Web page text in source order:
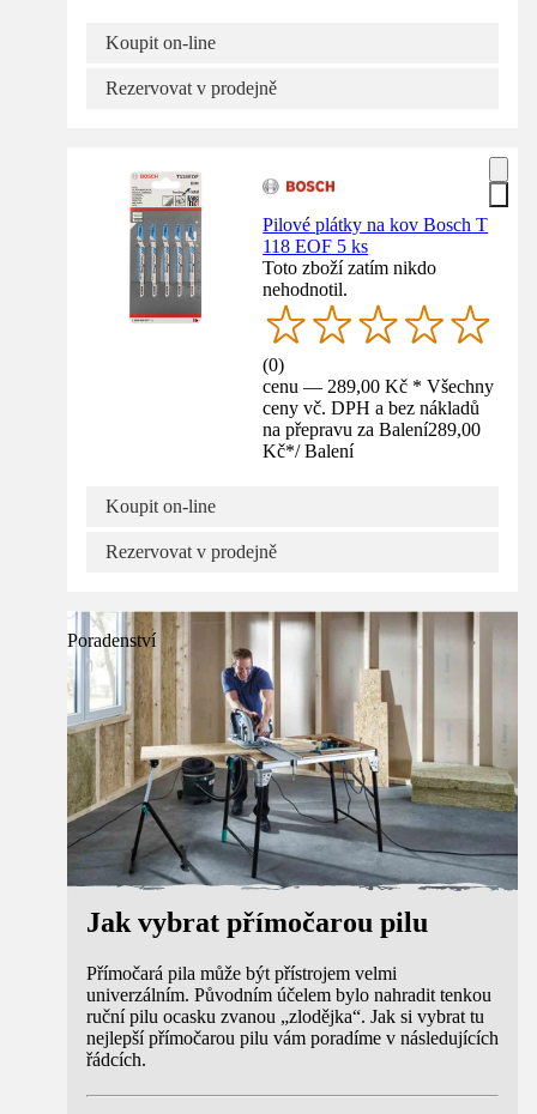
Koupit on-line
Rezervovat v prodejně
Pilové plátky na kov Bosch T
118 EOF 5 ks
Toto zboží zatím nikdo
nehodnotil.
(0)
cenu — 289,00 Kč * Všechny
ceny vč. DPH a bez nákladů
na přepravu za Balení289,00
Kč*/ Balení
Koupit on-line
Rezervovat v prodejně
Poradenství
Jak vybrat přímočarou pilu
Přímočará pila může být přístrojem velmi
univerzálním. Původním účelem bylo nahradit tenkou
ruční pilu ocasku zvanou „zlodějka“. Jak si vybrat tu
nejlepší přímočarou pilu vám poradíme v následujících
řádcích.